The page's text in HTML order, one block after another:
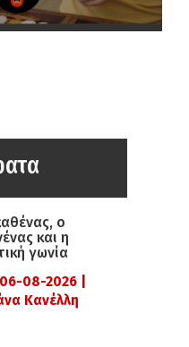
ο
και η
γωνία
08-2026 |
Κανέλλη